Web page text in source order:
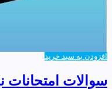
افزودن به سبد خرید
سوالات امتحانات